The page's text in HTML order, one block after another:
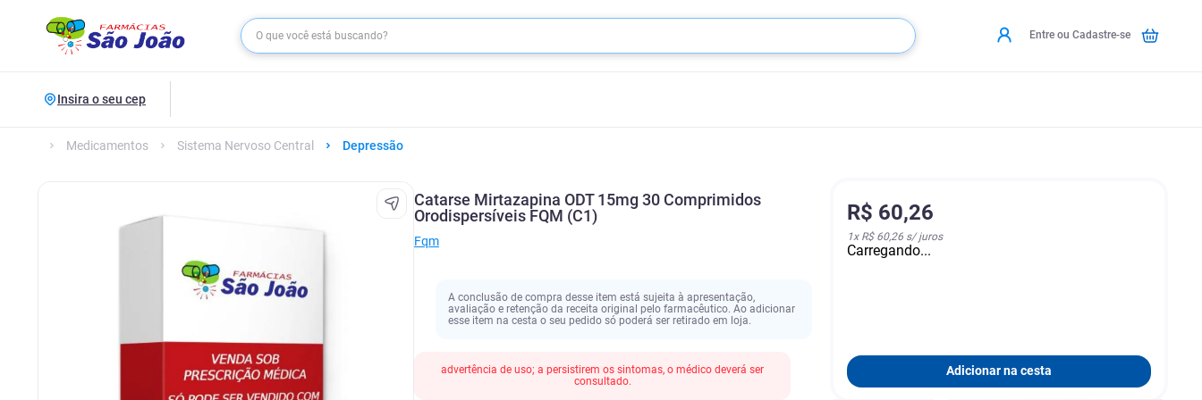
Entre ou Cadastre-se
Insira o seu cep
Medicamentos Sistema Nervoso Central Depressão
Catarse Mirtazapina ODT 15mg 30 Comprimidos
Orodispersíveis FQM (C1)
Fqm
A conclusão de compra desse item está sujeita à apresentação,
avaliação e retenção da receita original pelo farmacêutico. Ao adicionar
esse item na cesta o seu pedido só poderá ser retirado em loja.
advertência de uso; a persistirem os sintomas, o médico deverá ser
consultado.
R$ 60,26
1x R$ 60,26 s/ juros
Carregando...
Adicionar na cesta